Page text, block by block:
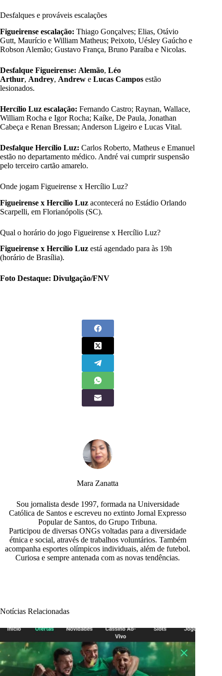
Desfalques e prováveis escalações
Figueirense escalação: Thiago Gonçalves; Elias, Otávio
Gutt, Maurício e William Matheus; Peixoto, Uésley Gaúcho e
Robson Alemão; Gustavo França, Bruno Paraíba e Nicolas.
Desfalque Figueirense: Alemão, Léo
Arthur, Andrey, Andrew e Lucas Campos estão
lesionados.
Hercílio Luz escalação: Fernando Castro; Raynan, Wallace,
William Rocha e Igor Rocha; Kaíke, De Paula, Jonathan
Cabeça e Renan Bressan; Anderson Ligeiro e Lucas Vital.
Desfalque Hercílio Luz: Carlos Roberto, Matheus e Emanuel
estão no departamento médico. André vai cumprir suspensão
pelo terceiro cartão amarelo.
Onde jogam Figueirense x Hercílio Luz?
Figueirense x Hercílio Luz acontecerá no Estádio Orlando
Scarpelli, em Florianópolis (SC).
Qual o horário do jogo Figueirense x Hercílio Luz?
Figueirense x Hercílio Luz está agendado para às 19h
(horário de Brasília).
Foto Destaque: Divulgação/FNV
Mara Zanatta
Sou jornalista desde 1997, formada na Universidade
Católica de Santos e escreveu no extinto Jornal Expresso
Popular de Santos, do Grupo Tribuna.
Participou de diversas ONGs voltadas para a diversidade
étnica e social, através de trabalhos voluntários. Também
acompanha esportes olímpicos individuais, além de futebol.
Curiosa e sempre antenada com as novas tendências.
Notícias Relacionadas